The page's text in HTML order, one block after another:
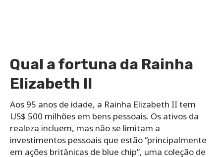
Qual a fortuna da Rainha
Elizabeth II
Aos 95 anos de idade, a Rainha Elizabeth II tem
US$ 500 milhões em bens pessoais. Os ativos da
realeza incluem, mas não se limitam a
investimentos pessoais que estão “principalmente
em ações britânicas de blue chip”, uma coleção de